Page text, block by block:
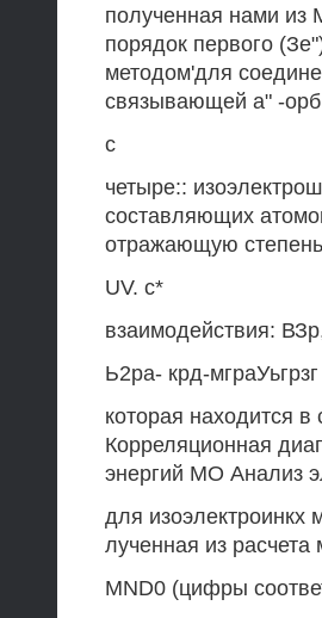
полученная нами из
порядок первого
методом'для
связывающей а" -
с
четыре::
составляющих
отражающую
UV. с*
взаимодействия:
Ь2ра- крд-мграУьгрзг
которая находится
Корреляционная
энергий МО Анализ
для изоэлектроинкх
лученная из
MND0 (цифры